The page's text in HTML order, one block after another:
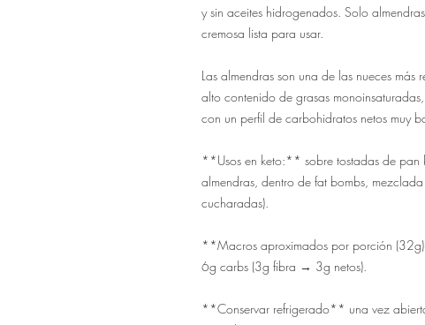
y sin aceites hidrogenados. Solo
cremosa lista para usar.
Las almendras son una de las nueces
alto contenido de grasas
con un perfil de carbohidratos netos muy
**Usos en keto:** sobre tostadas de pan
almendras, dentro de fat bombs,
cucharadas).
**Macros aproximados por porción
6g carbs (3g fibra → 3g netos).
**Conservar refrigerado** una vez